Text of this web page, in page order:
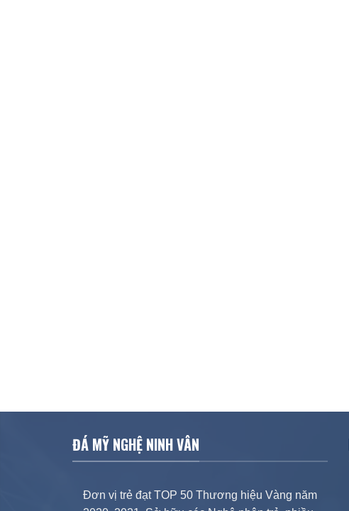
ĐÁ MỸ NGHỆ NINH VÂN
Đơn vị trẻ đạt TOP 50 Thương hiệu Vàng năm